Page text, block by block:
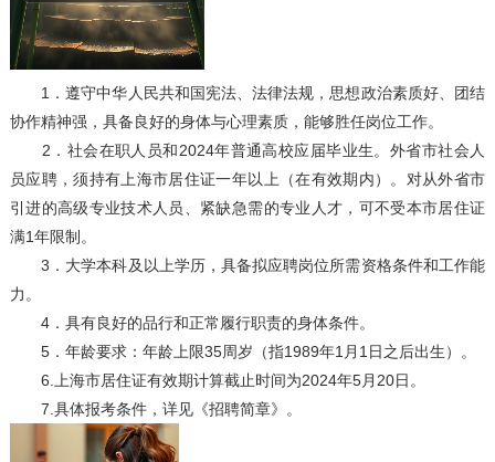
1．遵守中华人民共和国宪法、法律法规，思想政治素质好、团结
协作精神强，具备良好的身体与心理素质，能够胜任岗位工作。
2．社会在职人员和2024年普通高校应届毕业生。外省市社会人
员应聘，须持有上海市居住证一年以上（在有效期内）。对从外省市
引进的高级专业技术人员、紧缺急需的专业人才，可不受本市居住证
满1年限制。
3．大学本科及以上学历，具备拟应聘岗位所需资格条件和工作能
力。
4．具有良好的品行和正常履行职责的身体条件。
5．年龄要求：年龄上限35周岁（指1989年1月1日之后出生）。
6.上海市居住证有效期计算截止时间为2024年5月20日。
7.具体报考条件，详见《招聘简章》。